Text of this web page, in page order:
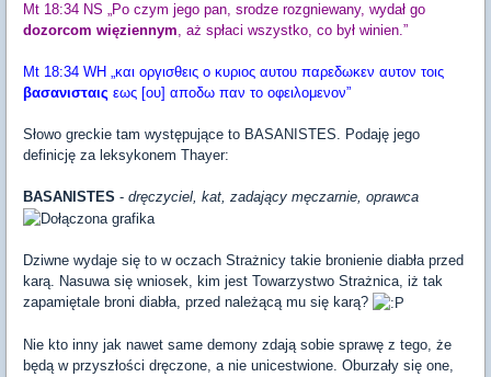
Mt 18:34 NS „Po czym jego pan, srodze rozgniewany, wydał go
dozorcom więziennym, aż spłaci wszystko, co był winien.”
Mt 18:34 WH „και οργισθεις ο κυριος αυτου παρεδωκεν αυτον τοις
βασανισταις εως [ου] αποδω παν το οφειλομενον”
Słowo greckie tam występujące to BASANISTES. Podaję jego
definicję za leksykonem Thayer:
BASANISTES - dręczyciel, kat, zadający męczarnie, oprawca
Dziwne wydaje się to w oczach Strażnicy takie bronienie diabła przed
karą. Nasuwa się wniosek, kim jest Towarzystwo Strażnica, iż tak
zapamiętale broni diabła, przed należącą mu się karą?
Nie kto inny jak nawet same demony zdają sobie sprawę z tego, że
będą w przyszłości dręczone, a nie unicestwione. Oburzały się one,